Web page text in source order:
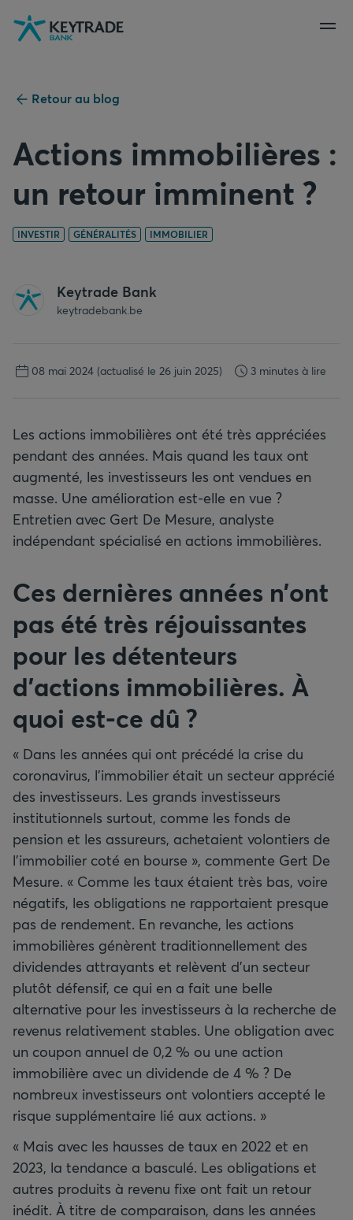
Aller
Aller
Aller
au
Retour au blog
Actions immobilières :
un retour imminent ?
INVESTIR GÉNÉRALITÉS IMMOBILIER
Keytrade Bank
keytradebank.be
08 mai 2024 (actualisé le 26 juin 2025) 3 minutes à lire
Les actions immobilières ont été très appréciées
pendant des années. Mais quand les taux ont
augmenté, les investisseurs les ont vendues en
masse. Une amélioration est-elle en vue ?
Entretien avec Gert De Mesure, analyste
indépendant spécialisé en actions immobilières.
Ces dernières années n’ont
pas été très réjouissantes
pour les détenteurs
d’actions immobilières. À
quoi est-ce dû ?
« Dans les années qui ont précédé la crise du
coronavirus, l’immobilier était un secteur apprécié
des investisseurs. Les grands investisseurs
institutionnels surtout, comme les fonds de
pension et les assureurs, achetaient volontiers de
l’immobilier coté en bourse », commente Gert De
Mesure. « Comme les taux étaient très bas, voire
négatifs, les obligations ne rapportaient presque
pas de rendement. En revanche, les actions
immobilières génèrent traditionnellement des
dividendes attrayants et relèvent d’un secteur
plutôt défensif, ce qui en a fait une belle
alternative pour les investisseurs à la recherche de
revenus relativement stables. Une obligation avec
un coupon annuel de 0,2 % ou une action
immobilière avec un dividende de 4 % ? De
nombreux investisseurs ont volontiers accepté le
risque supplémentaire lié aux actions. »
« Mais avec les hausses de taux en 2022 et en
2023, la tendance a basculé. Les obligations et
autres produits à revenu fixe ont fait un retour
inédit. À titre de comparaison, dans les années